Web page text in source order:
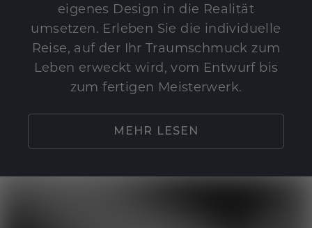
eigenes Design in die Realität
umsetzen. Erleben Sie die individuelle
Reise, auf der Ihr Traumschmuck zum
Leben erweckt wird, vom Entwurf bis
zum fertigen Meisterwerk.
MEHR LESEN